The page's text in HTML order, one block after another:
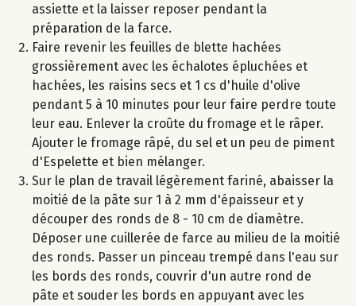
assiette et la laisser reposer pendant la
préparation de la farce.
Faire revenir les feuilles de blette hachées
grossièrement avec les échalotes épluchées et
hachées, les raisins secs et 1 cs d'huile d'olive
pendant 5 à 10 minutes pour leur faire perdre toute
leur eau. Enlever la croûte du fromage et le râper.
Ajouter le fromage râpé, du sel et un peu de piment
d'Espelette et bien mélanger.
Sur le plan de travail légèrement fariné, abaisser la
moitié de la pâte sur 1 à 2 mm d'épaisseur et y
découper des ronds de 8 - 10 cm de diamètre.
Déposer une cuillerée de farce au milieu de la moitié
des ronds. Passer un pinceau trempé dans l'eau sur
les bords des ronds, couvrir d'un autre rond de
pâte et souder les bords en appuyant avec les